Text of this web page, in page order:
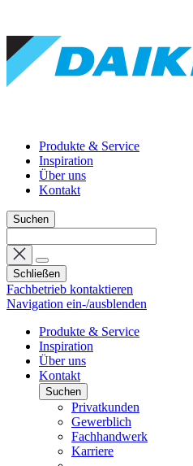
Produkte & Service
Inspiration
Über uns
Kontakt
Suchen
Schließen
Fachbetrieb kontaktieren
Navigation ein-/ausblenden
Produkte & Service
Inspiration
Über uns
Kontakt
Suchen
Privatkunden
Gewerblich
Fachhandwerk
Karriere